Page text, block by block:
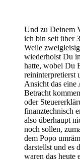
Und zu Deinem
ich bin seit über
Weile
wiederholst Du
hatte, wobei Du
reininterpretierst
Ansicht das eine
Betracht
oder
finanztechnisch
also überhaupt
noch sollen,
dem Popo
darstellst und es
waren das heute